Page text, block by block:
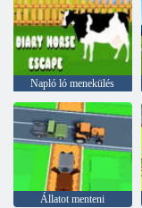
Napló ló menekülés
Állatot menteni